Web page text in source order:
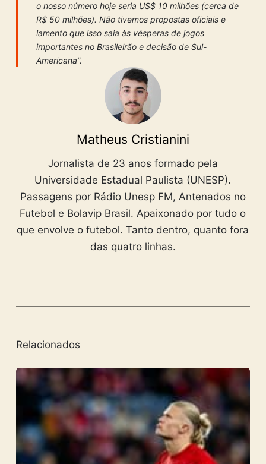
o nosso número hoje seria US$ 10 milhões (cerca de
R$ 50 milhões). Não tivemos propostas oficiais e
lamento que isso saia às vésperas de jogos
importantes no Brasileirão e decisão de Sul-
Americana”.
Matheus Cristianini
Jornalista de 23 anos formado pela
Universidade Estadual Paulista (UNESP).
Passagens por Rádio Unesp FM, Antenados no
Futebol e Bolavip Brasil. Apaixonado por tudo o
que envolve o futebol. Tanto dentro, quanto fora
das quatro linhas.
Relacionados